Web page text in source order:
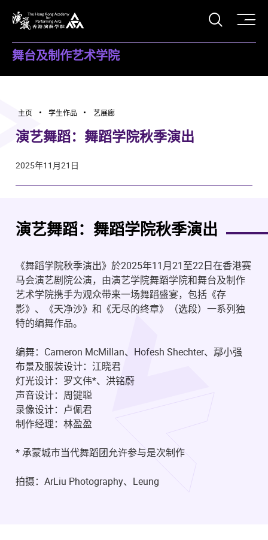
打开
舞台及制作艺术学院
主页 学生作品 艺展廊
演艺舞蹈：舞蹈学院秋季演出
2025年11月21日
演艺舞蹈：舞蹈学院秋季演出
《舞蹈学院秋季演出》於2025年11月21至22日在香港赛
马会演艺剧院公演，由演艺学院舞蹈学院和舞台及制作
艺术学院携手为观众带来一场舞蹈盛宴，包括《存
影》、《天净沙》和《无尽的终章》（选段）一系列独
特的编舞作品。
编舞：Cameron McMillan、Hofesh Shechter、鄢小强
布景及服装设计：江晓君
灯光设计：罗文伟*、洪铭蔚
声音设计：周键聪
录像设计：卢佩君
制作经理：林盈盈
* 承蒙城市当代舞蹈团允许参与是次制作
拍摄：ArLiu Photography、Leung